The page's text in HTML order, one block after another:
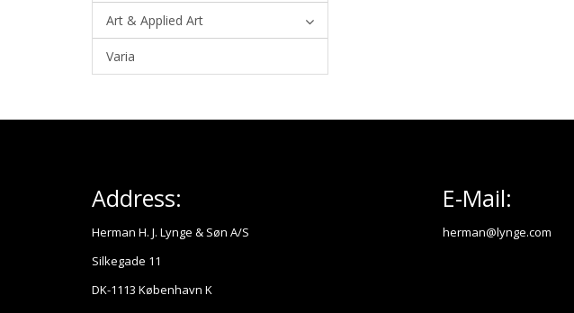
Art & Applied Art
Varia
Address:
Herman H. J. Lynge & Søn A/S
Silkegade 11
DK-1113 København K
E-Mail:
herman@lynge.com